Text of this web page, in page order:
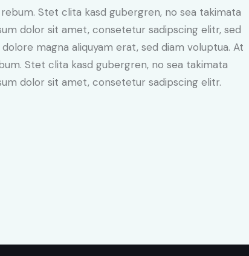
Stet clita kasd gubergren, no sea takimata
dolor sit amet, consetetur sadipscing elitr, sed
magna aliquyam erat, sed diam voluptua. At
Stet clita kasd gubergren, no sea takimata
dolor sit amet, consetetur sadipscing elitr.